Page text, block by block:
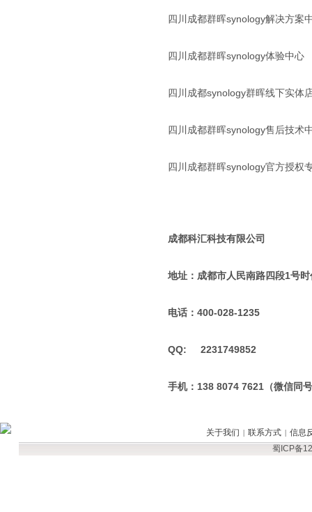
四川成都群晖synology解决方案
四川成都群晖synology体验中心
四川成都synology群晖线下实体
四川成都群晖synology售后技术
四川成都群晖synology官方授权
成都科汇科技有限公司
地址：成都市人民南路四段1号
电话：400-028-1235
QQ: 2231749852
手机：138 8074 7621（微信同
关于我们 | 联系方式 | 信息
蜀ICP备